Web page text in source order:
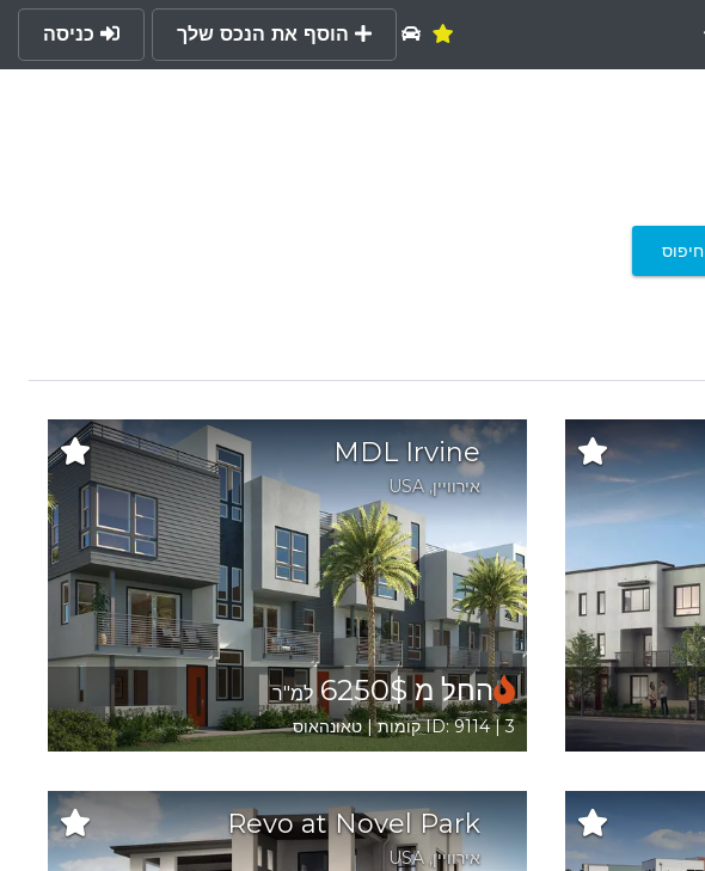
הוסף את הנכס שלך כניסה
חיפוס
MDL Irvine
אירוויין,
USA
החל מ 6250$ למ"ר
ID: 9114 | 3 קומות | טאונהאוס
Revo at Novel Park
אירוויין,
USA